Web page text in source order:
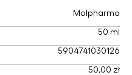
Molpharma
50 ml
5904741030126
50,00 zł